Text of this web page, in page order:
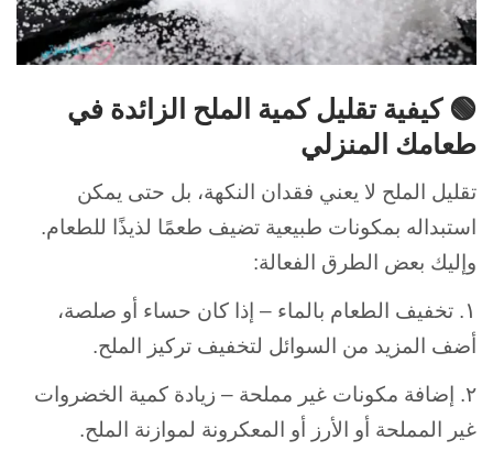
🟢 كيفية تقليل كمية الملح الزائدة في
طعامك المنزلي
تقليل الملح لا يعني فقدان النكهة، بل حتى يمكن
استبداله بمكونات طبيعية تضيف طعمًا لذيذًا للطعام.
وإليك بعض الطرق الفعالة:
١. تخفيف الطعام بالماء – إذا كان حساء أو صلصة،
أضف المزيد من السوائل لتخفيف تركيز الملح.
٢. إضافة مكونات غير مملحة – زيادة كمية الخضروات
غير المملحة أو الأرز أو المعكرونة لموازنة الملح.